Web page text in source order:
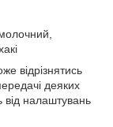
відрізнятись
деяких
налаштувань